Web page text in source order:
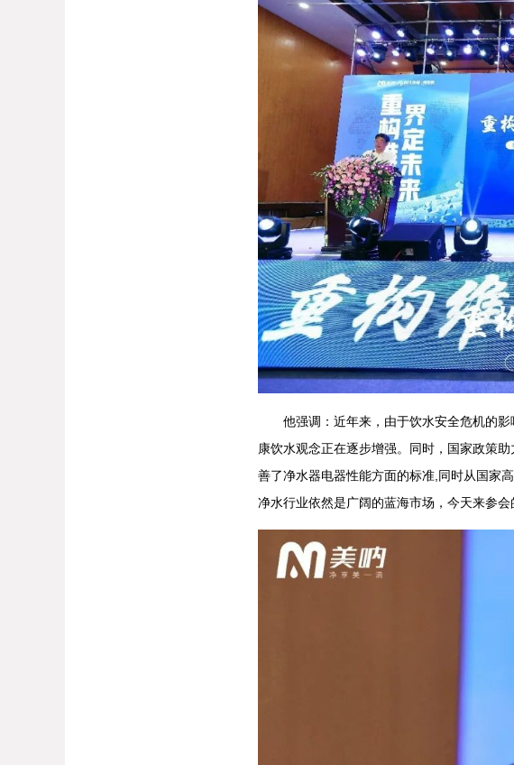
他强调：近年来，由于饮水安全危机的影
康饮水观念正在逐步增强。同时，国家政策
善了净水器电器性能方面的标准,同时从国家
净水行业依然是广阔的蓝海市场，今天来参